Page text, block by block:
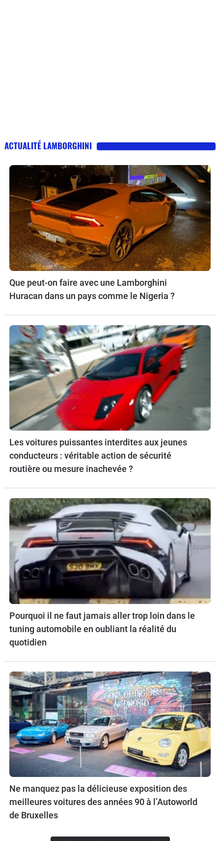
ACTUALITÉ LAMBORGHINI
Que peut-on faire avec une Lamborghini
Huracan dans un pays comme le Nigeria ?
Les voitures puissantes interdites aux jeunes
conducteurs : véritable action de sécurité
routière ou mesure inachevée ?
Pourquoi il ne faut jamais aller trop loin dans le
tuning automobile en oubliant la réalité du
quotidien
Ne manquez pas la délicieuse exposition des
meilleures voitures des années 90 à l’Autoworld
de Bruxelles